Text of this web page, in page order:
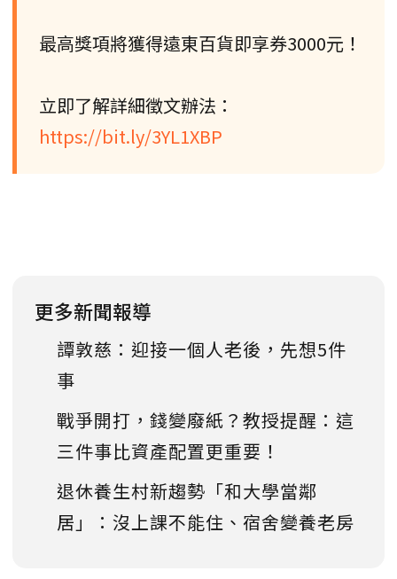
最高獎項將獲得遠東百貨即享券3000元！
立即了解詳細徵文辦法：
https://bit.ly/3YL1XBP
更多新聞報導
譚敦慈：迎接一個人老後，先想5件
事
戰爭開打，錢變廢紙？教授提醒：這
三件事比資產配置更重要！
退休養生村新趨勢「和大學當鄰
居」：沒上課不能住、宿舍變養老房